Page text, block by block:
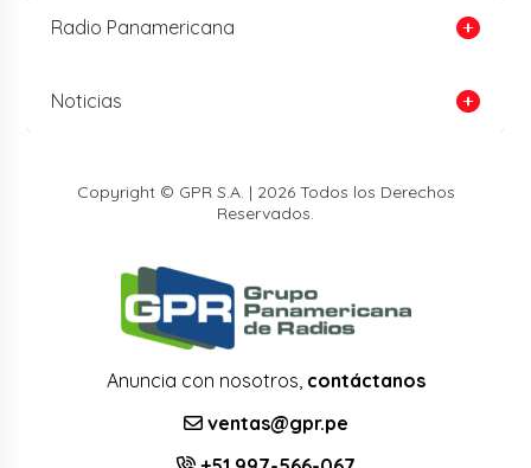
Radio Panamericana
Noticias
Copyright © GPR S.A. | 2026 Todos los Derechos
Reservados.
Anuncia con nosotros, contáctanos
ventas@gpr.pe